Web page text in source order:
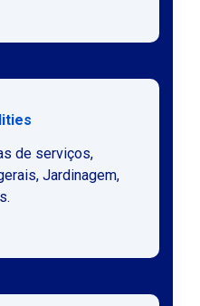
de serviços,
Jardinagem,